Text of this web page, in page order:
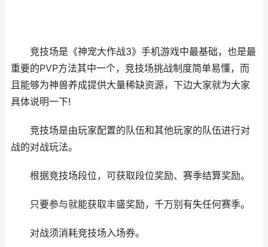
竞技场是《神宠大作战3》手机游戏中最基础，也是最
重要的PVP方法其中一个，竞技场挑战制度简单易懂，而
且能够为神兽养成提供大量稀缺资源，下边大家就为大家
具体说明一下!
竞技场是由玩家配置的队伍和其他玩家的队伍进行对
战的对战玩法。
根据竞技场段位，可获取段位奖励、赛季结算奖励。
只要参与就能获取丰盛奖励，千万别有失任何赛季。
对战须消耗竞技场入场券。